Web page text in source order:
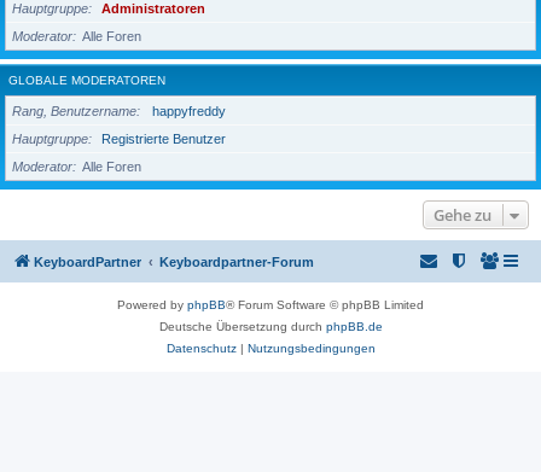
Hauptgruppe
Administratoren
Moderator
Alle Foren
GLOBALE MODERATOREN
Rang, Benutzername
happyfreddy
Hauptgruppe
Registrierte Benutzer
Moderator
Alle Foren
Gehe zu
KeyboardPartner Keyboardpartner-Forum
Powered by phpBB® Forum Software © phpBB Limited
Deutsche Übersetzung durch phpBB.de
Datenschutz| Nutzungsbedingungen